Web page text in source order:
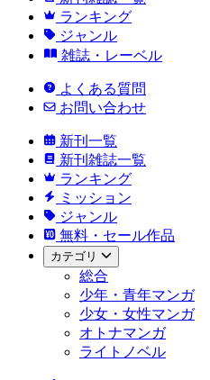
ランキング
ジャンル
雑誌・レーベル
よくある質問
お問い合わせ
新刊一覧
新刊雑誌一覧
ランキング
ミッション
ジャンル
無料・セール作品
カテゴリ
総合
少年・青年マンガ
少女・女性マンガ
オトナマンガ
ライトノベル